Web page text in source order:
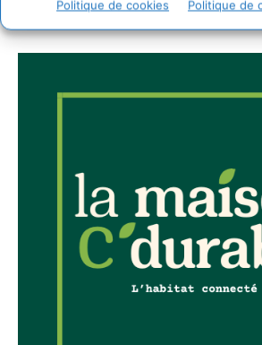
Politique de cookies Politique de